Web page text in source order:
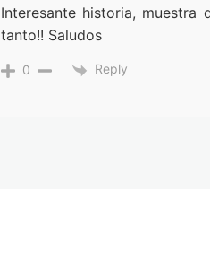
Interesante historia,
tanto!! Saludos
0 Reply